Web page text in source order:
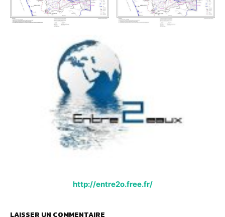
http://entre2o.free.fr/
LAISSER UN COMMENTAIRE